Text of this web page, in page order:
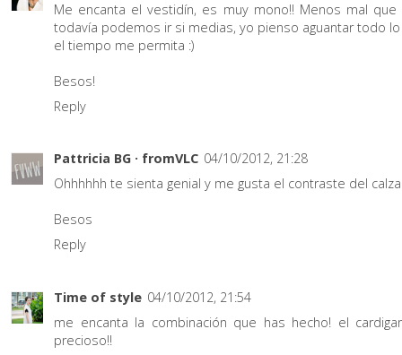
Me encanta el vestidín, es muy mono!! Menos mal que
todavía podemos ir si medias, yo pienso aguantar todo
el tiempo me permita :)
Besos!
Reply
Pattricia BG · fromVLC 04/10/2012, 21:28
Ohhhhhh te sienta genial y me gusta el contraste del
Besos
Reply
Time of style 04/10/2012, 21:54
me encanta la combinación que has hecho! el
precioso!!